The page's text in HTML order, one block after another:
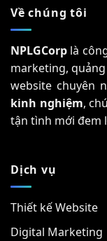
Về chúng tôi
NPLGCorp là
marketing,
website chuyên
kinh nghiệm,
tận tình mới đem
Dịch vụ
Thiết kế Website
Digital Marketing